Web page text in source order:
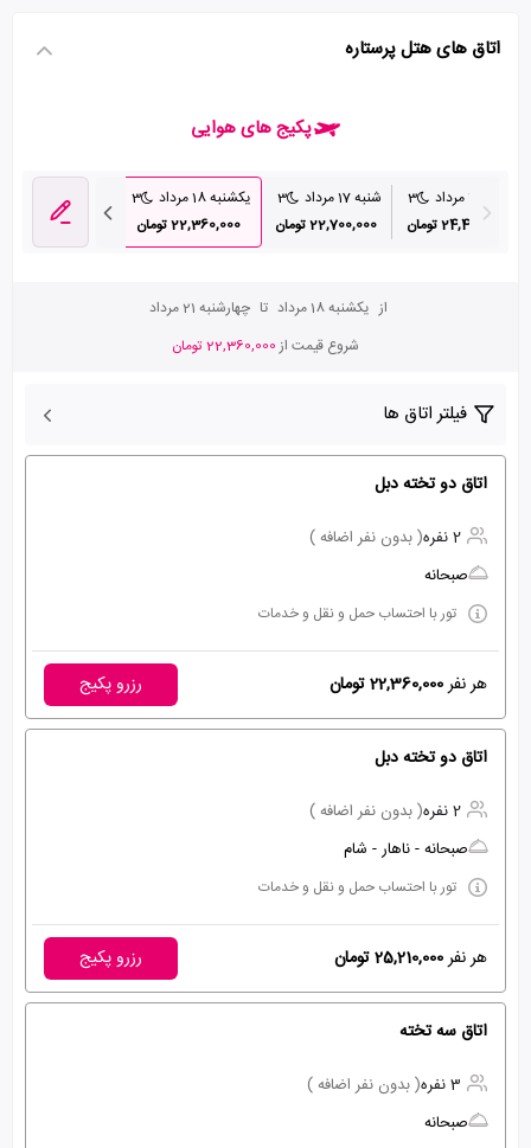
اتاق های هتل پرستاره
پکیج های هوایی
3
24,490,000 تومان
شنبه 17 مرداد
3
22,700,000 تومان
یکشنبه 18 مرداد
3
22,360,000 تومان
دوشنبه 19 مرداد
26,970,000 تومان
از یکشنبه 18 مرداد تا چهارشنبه 21 مرداد
شروع قیمت از22,360,000 تومان
فیلتر اتاق ها
اتاق دو تخته دبل
2 نفره
( بدون نفر اضافه )
صبحانه
تور با احتساب حمل و نقل و خدمات
هر نفر22,360,000 تومان رزرو پکیج
اتاق دو تخته دبل
2 نفره
( بدون نفر اضافه )
صبحانه - ناهار - شام
تور با احتساب حمل و نقل و خدمات
هر نفر25,210,000 تومان رزرو پکیج
اتاق سه تخته
3 نفره
( بدون نفر اضافه )
صبحانه